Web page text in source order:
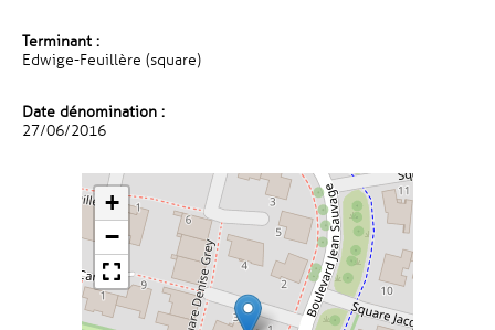
Terminant :
Edwige-Feuillère (square)
Date dénomination :
27/06/2016
+
−